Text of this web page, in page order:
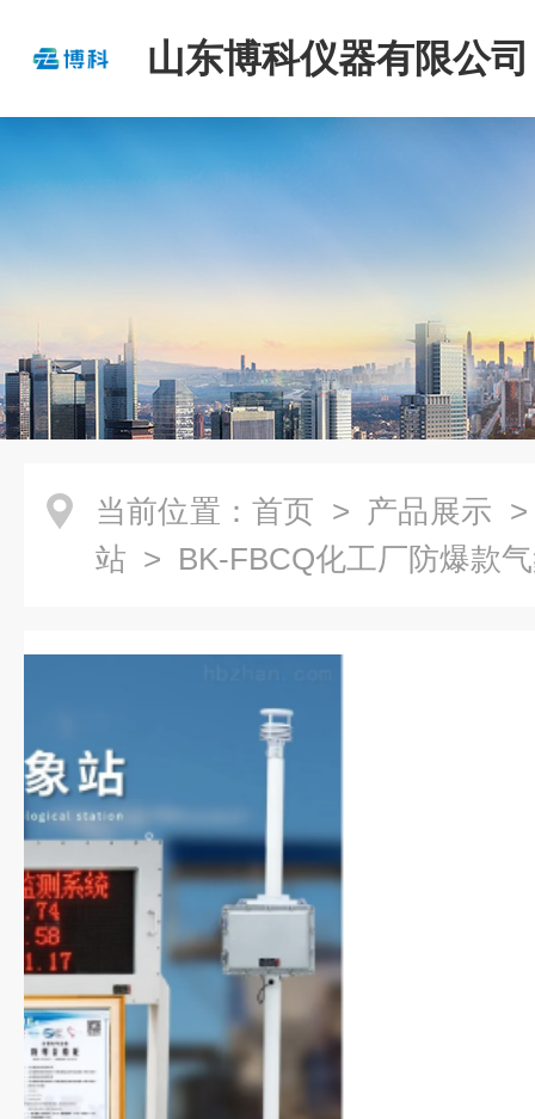
山东博科仪器有限公司
当前位置： 首页 > 产品展示
站 > BK-FBCQ化工厂防爆款